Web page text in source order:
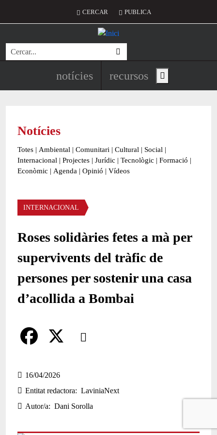
Menú del compte d'usuari
CERCAR PUBLICA
Cerca
Navegació principal de
notícies recursos Show main menu
Notícies
Totes | Ambiental | Comunitari | Cultural | Social |
Internacional | Projectes | Jurídic | Tecnològic | Formació |
Econòmic | Agenda | Opinió | Vídeos
Àmbit de la notícia
INTERNACIONAL
Roses solidàries fetes a mà per
supervivents del tràfic de
persones per sostenir una casa
d’acollida a Bombai
Comparteix
a
c
e
16/04/2026
Entitat redactora
LaviniaNext
Autor/a
Dani Sorolla